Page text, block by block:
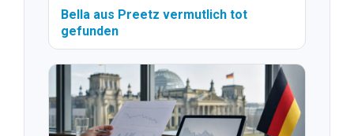
Bella aus Preetz vermutlich tot
gefunden